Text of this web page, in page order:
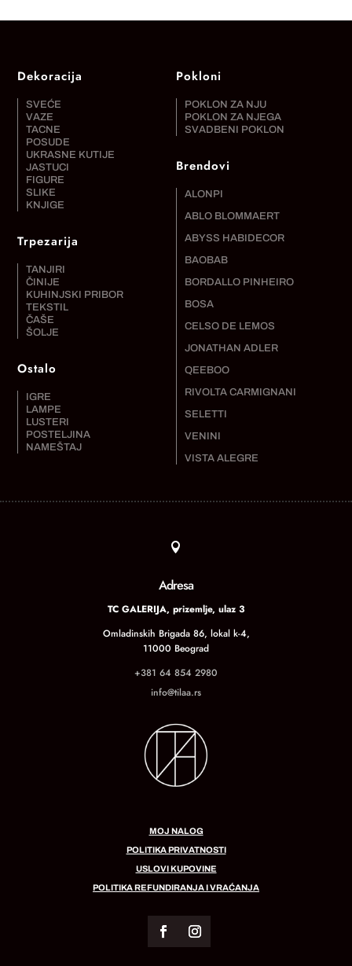
Dekoracija
SVEĆE
VAZE
TACNE
POSUDE
UKRASNE KUTIJE
JASTUCI
FIGURE
SLIKE
KNJIGE
Trpezarija
TANJIRI
ČINIJE
KUHINJSKI PRIBOR
TEKSTIL
ČAŠE
ŠOLJE
Ostalo
IGRE
LAMPE
LUSTERI
POSTELJINA
NAMEŠTAJ
Pokloni
POKLON ZA NJU
POKLON ZA NJEGA
SVADBENI POKLON
Brendovi
ALONPI
ABLO BLOMMAERT
ABYSS HABIDECOR
BAOBAB
BORDALLO PINHEIRO
BOSA
CELSO DE LEMOS
JONATHAN ADLER
QEEBOO
RIVOLTA CARMIGNANI
SELETTI
VENINI
VISTA ALEGRE

Adresa
TC GALERIJA, prizemlje, ulaz 3
Omladinskih Brigada 86, lokal k-4,
11000 Beograd
+381 64 854 2980
info@tilaa.rs
MOJ NALOG
POLITIKA PRIVATNOSTI
USLOVI KUPOVINE
POLITIKA REFUNDIRANJA I VRAĆANJA